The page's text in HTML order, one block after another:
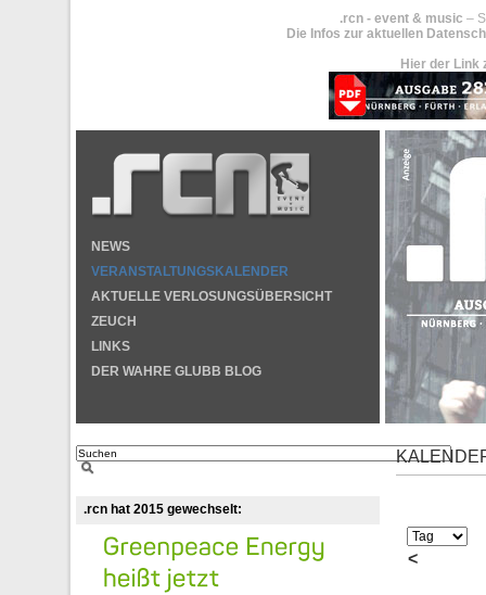
.rcn - event & music –
Die Infos zur aktuellen
Hier der Link
NEWS
VERANSTALTUNGSKALENDER
AKTUELLE VERLOSUNGSÜBERSICHT
ZEUCH
LINKS
DER WAHRE GLUBB BLOG
.rcn hat 2015 gewechselt:
<